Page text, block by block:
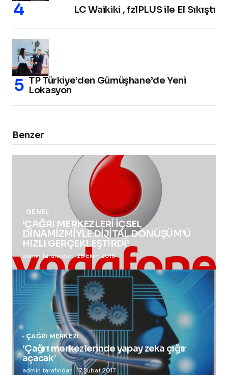
LC Waikiki , fzlPLUS ile El Sıkıştı
TP Türkiye’den Gümüşhane’de Yeni
Lokasyon
Benzer
GENEL
‘ÇAĞRI MERKEZLERİ İÇSEL
DİNAMİZMİYLE DİJİTAL DÖNÜŞÜM’Ü
HIZLI GERÇEKLEŞTİRDİ’
admin tarafından 28 Ekim 2016
ÇAĞRI MERKEZI
‘Çağrı merkezlerinde yapay zeka çığır
açacak’
admin tarafından 17 Şubat 2017